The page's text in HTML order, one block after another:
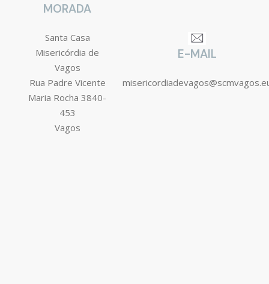
MORADA
Santa Casa
Misericórdia de
Vagos
Rua Padre Vicente
Maria Rocha 3840-
453
Vagos
E-MAIL